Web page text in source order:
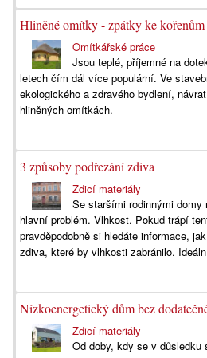
Hliněné omítky - zpátky ke kořenům
Omítkářské práce
Jsou teplé, příjemné na
letech čím dál více populární. Ve
ekologického a zdravého bydlení,
hliněných omítkách.
3 způsoby podřezání zdiva
Zdicí materiály
Se staršími rodinnými
hlavní problém. Vlhkost. Pokud trápí
pravděpodobně si hledáte informace,
zdiva, které by vlhkosti zabránilo.
Nízkoenergetický dům bez
Zdicí materiály
Od doby, kdy se v